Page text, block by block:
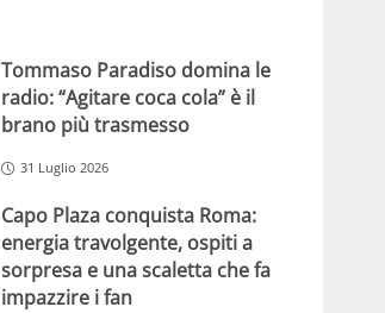
Tommaso Paradiso domina le
radio: “Agitare coca cola” è il
brano più trasmesso
31 Luglio 2026
Capo Plaza conquista Roma:
energia travolgente, ospiti a
sorpresa e una scaletta che fa
impazzire i fan